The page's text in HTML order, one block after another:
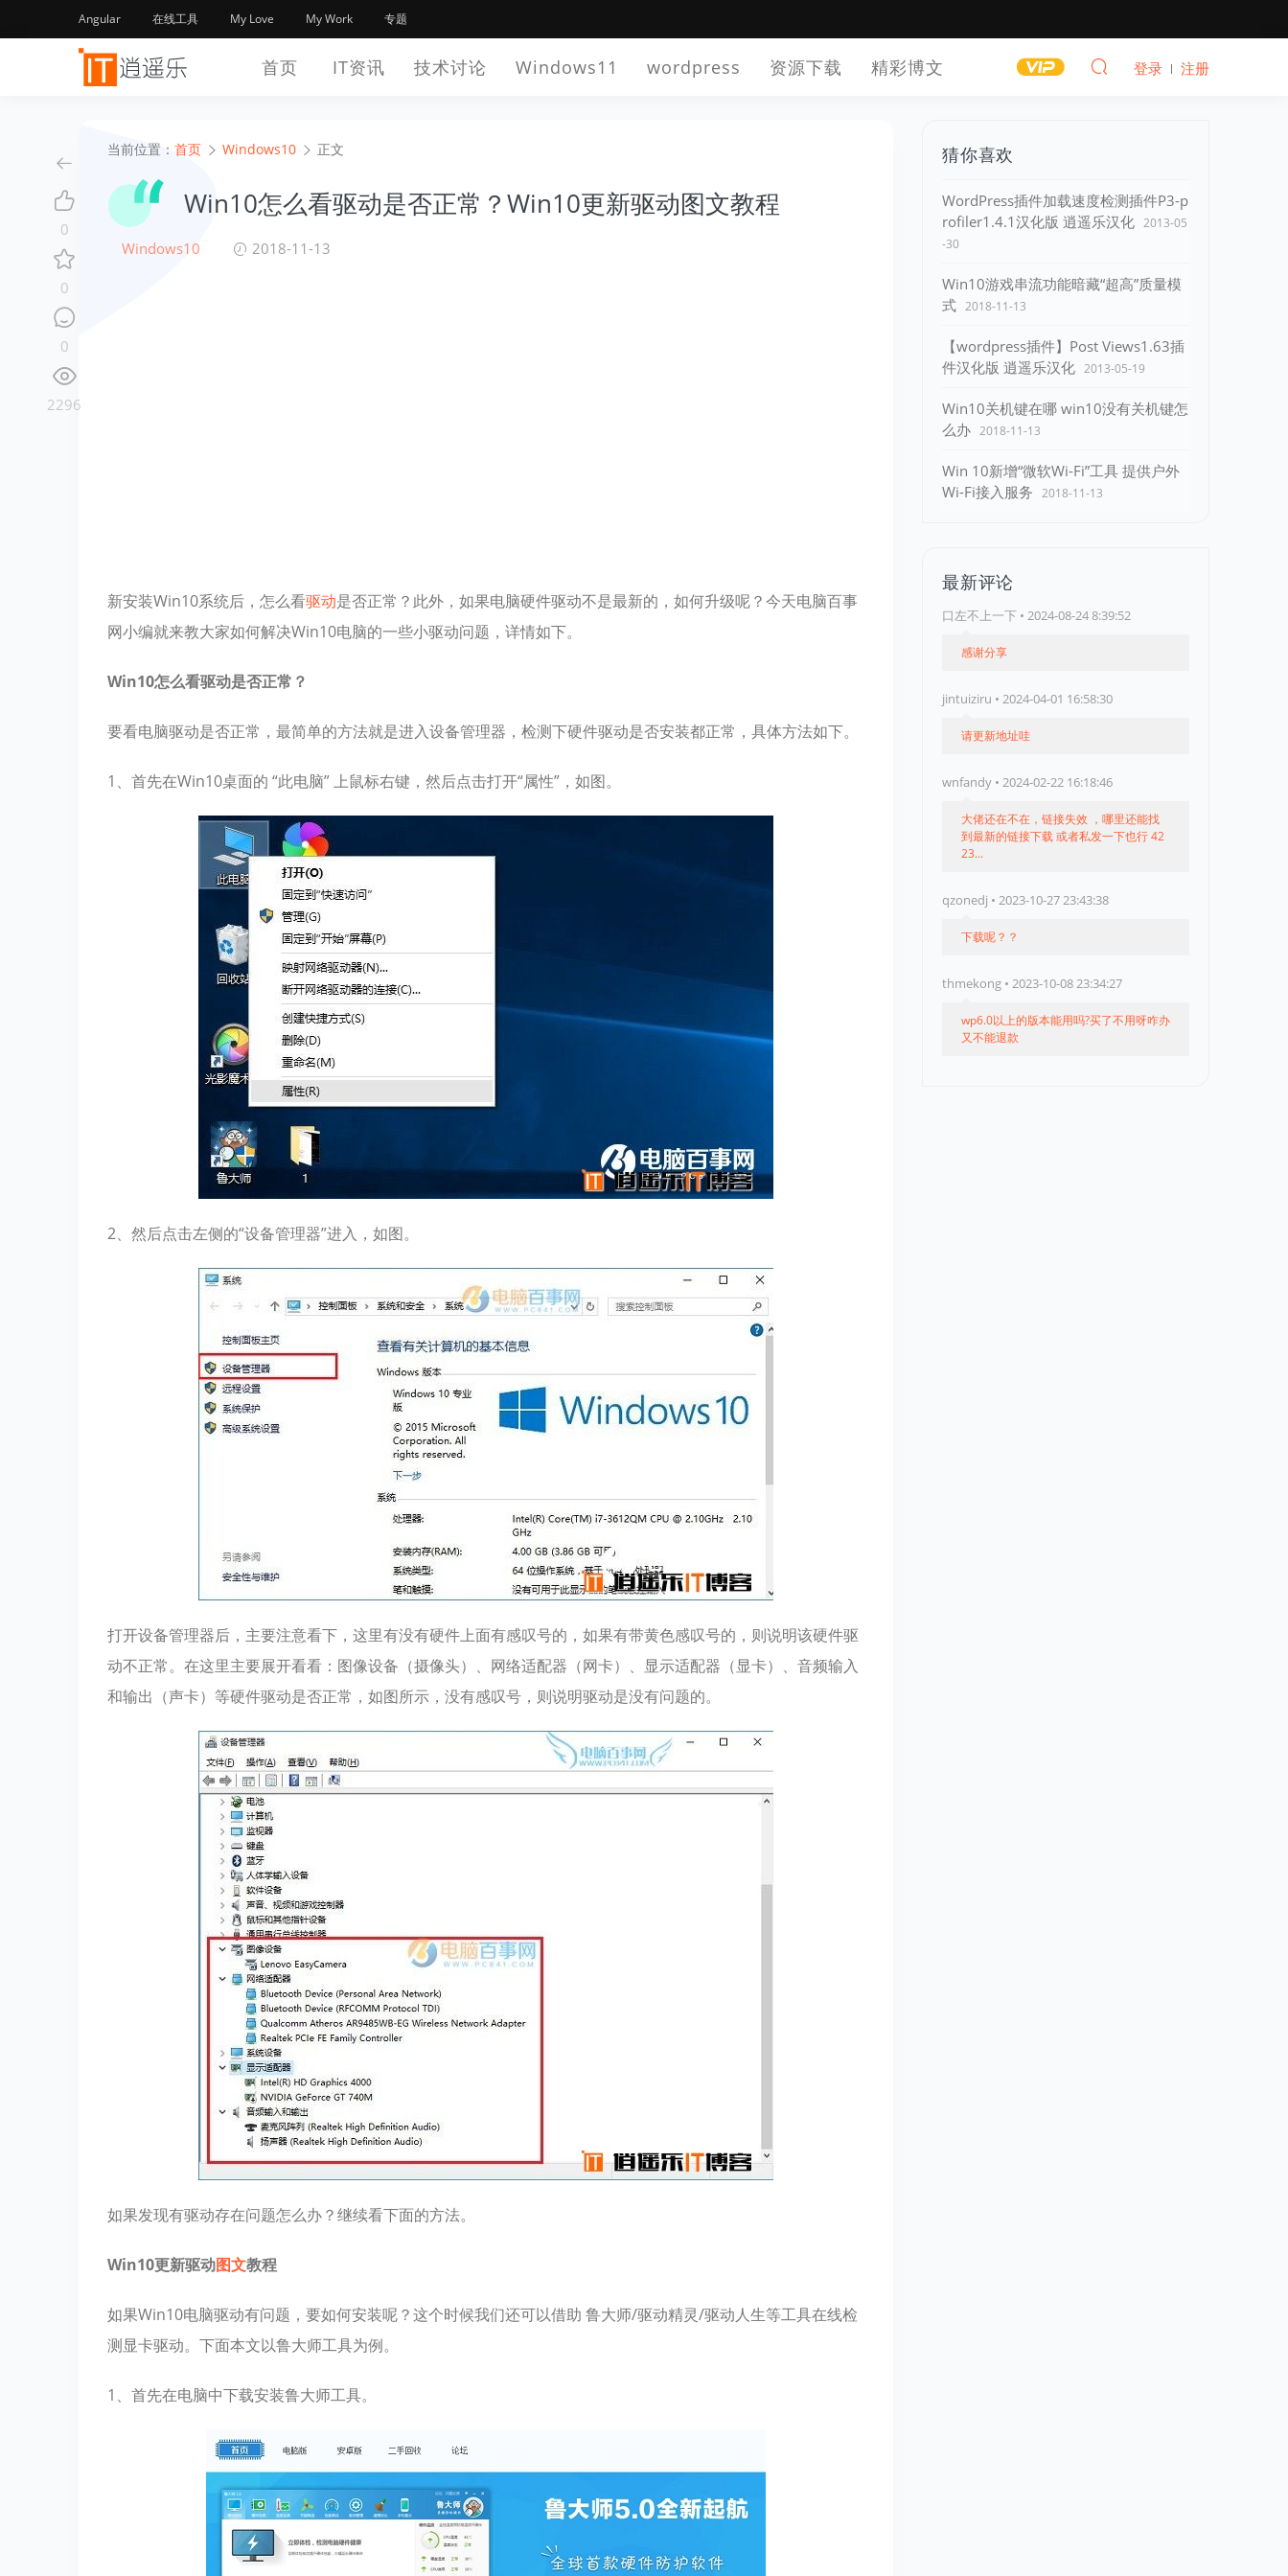
Angular 在线工具 My Love My Work 专题
首页 IT资讯 技术讨论 Windows11 wordpress 资源下载 精彩博文 登录 注册
当前位置： 首页 Windows10 正文
Win10怎么看驱动是否正常？Win10更新驱动图文教程
Windows10 2018-11-13
新安装Win10系统后，怎么看驱动是否正常？此外，如果电脑硬件驱动不是最新的，如何升级呢？今天电脑百事
网小编就来教大家如何解决Win10电脑的一些小驱动问题，详情如下。
Win10怎么看驱动是否正常？
要看电脑驱动是否正常，最简单的方法就是进入设备管理器，检测下硬件驱动是否安装都正常，具体方法如下。
1、首先在Win10桌面的 “此电脑” 上鼠标右键，然后点击打开“属性”，如图。
2、然后点击左侧的“设备管理器”进入，如图。
打开设备管理器后，主要注意看下，这里有没有硬件上面有感叹号的，如果有带黄色感叹号的，则说明该硬件驱
动不正常。在这里主要展开看看：图像设备（摄像头）、网络适配器（网卡）、显示适配器（显卡）、音频输入
和输出（声卡）等硬件驱动是否正常，如图所示，没有感叹号，则说明驱动是没有问题的。
如果发现有驱动存在问题怎么办？继续看下面的方法。
Win10更新驱动图文教程
如果Win10电脑驱动有问题，要如何安装呢？这个时候我们还可以借助 鲁大师/驱动精灵/驱动人生等工具在线检
测显卡驱动。下面本文以鲁大师工具为例。
1、首先在电脑中下载安装鲁大师工具。
猜你喜欢
WordPress插件加载速度检测插件P3-p
rofiler1.4.1汉化版 逍遥乐汉化 2013-05
-30
Win10游戏串流功能暗藏“超高”质量模
式 2018-11-13
【wordpress插件】Post Views1.63插
件汉化版 逍遥乐汉化 2013-05-19
Win10关机键在哪 win10没有关机键怎
么办 2018-11-13
Win 10新增“微软Wi-Fi”工具 提供户外
Wi-Fi接入服务 2018-11-13
最新评论
口左不上一下 • 2024-08-24 8:39:52
感谢分享
jintuiziru • 2024-04-01 16:58:30
请更新地址哇
wnfandy • 2024-02-22 16:18:46
大佬还在不在，链接失效 ，哪里还能找
到最新的链接下载 或者私发一下也行 42
23...
qzonedj • 2023-10-27 23:43:38
下载呢？？
thmekong • 2023-10-08 23:34:27
wp6.0以上的版本能用吗?买了不用呀咋办
又不能退款
0
0
0
2296